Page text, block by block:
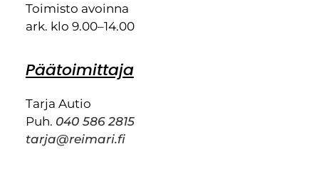
Toimisto avoinna
ark. klo 9.00–14.00
Päätoimittaja
Tarja Autio
Puh. 040 586 2815
tarja@reimari.fi